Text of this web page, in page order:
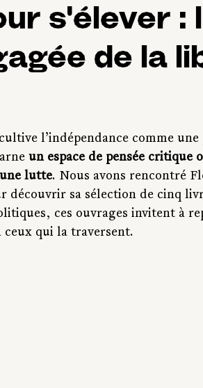
s'élever :
de la
l’indépendance comme une
un espace de pensée critique
lutte. Nous avons rencontré
découvrir sa sélection de cinq
ces ouvrages invitent à
ceux qui la traversent.